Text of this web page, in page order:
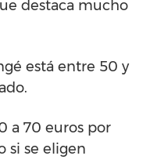
destaca mucho
está entre 50 y
a 70 euros por
si se eligen